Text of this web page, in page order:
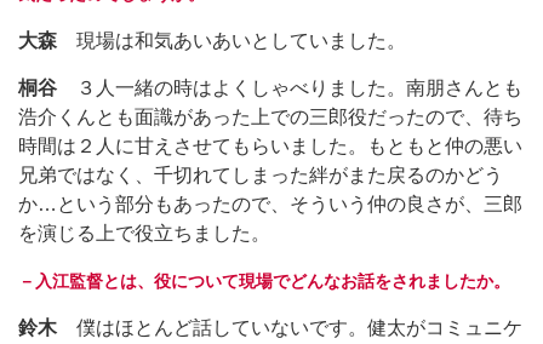
大森 現場は和気あいあいとしていました。
桐谷 ３人一緒の時はよくしゃべりました。南朋さんとも
浩介くんとも面識があった上での三郎役だったので、待ち
時間は２人に甘えさせてもらいました。もともと仲の悪い
兄弟ではなく、千切れてしまった絆がまた戻るのかどう
か…という部分もあったので、そういう仲の良さが、三郎
を演じる上で役立ちました。
－入江監督とは、役について現場でどんなお話をされましたか。
鈴木 僕はほとんど話していないです。健太がコミュニケ